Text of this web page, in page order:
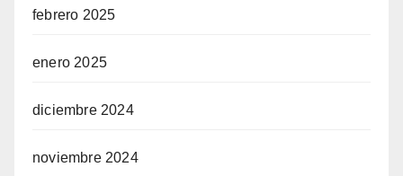
febrero 2025
enero 2025
diciembre 2024
noviembre 2024